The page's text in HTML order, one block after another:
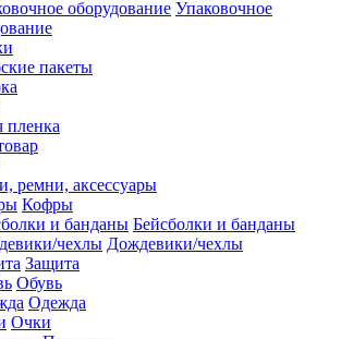
Упаковочное
пакеты
пленка
ремни, аксессуары
Кофры
Бейсболки и банданы
Дождевики/чехлы
Защита
Обувь
Одежда
Очки